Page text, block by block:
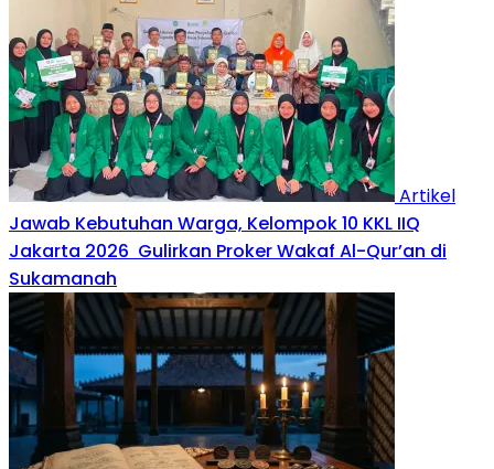
Artikel
Jawab Kebutuhan Warga, Kelompok 10 KKL IIQ
Jakarta 2026 Gulirkan Proker Wakaf Al-Qur’an di
Sukamanah